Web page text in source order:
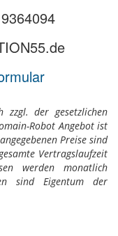
zzgl. der gesetzlichen
Robot Angebot ist
Preise sind
Vertragslaufzeit
werden monatlich
sind Eigentum der